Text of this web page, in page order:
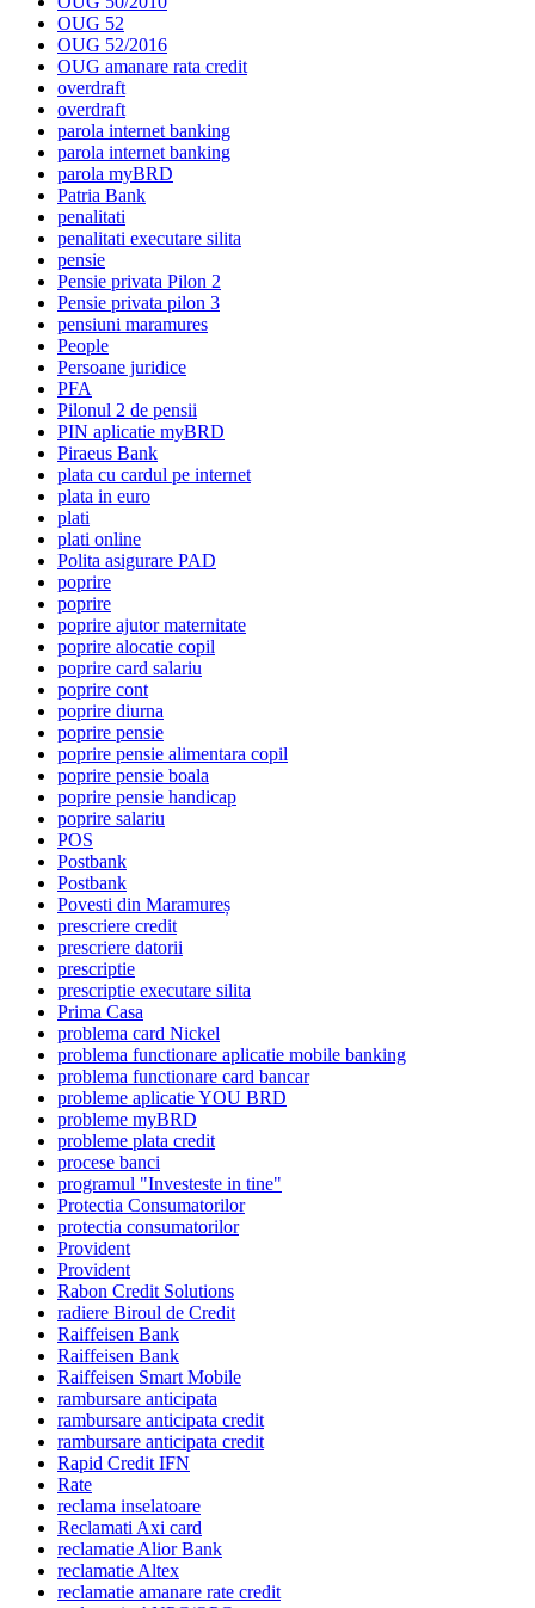
OUG 52
OUG 52/2016
OUG amanare rata credit
overdraft
overdraft
parola internet banking
parola internet banking
parola myBRD
Patria Bank
penalitati
penalitati executare silita
pensie
Pensie privata Pilon 2
Pensie privata pilon 3
pensiuni maramures
People
Persoane juridice
PFA
Pilonul 2 de pensii
PIN aplicatie myBRD
Piraeus Bank
plata cu cardul pe internet
plata in euro
plati
plati online
Polita asigurare PAD
poprire
poprire
poprire ajutor maternitate
poprire alocatie copil
poprire card salariu
poprire cont
poprire diurna
poprire pensie
poprire pensie alimentara copil
poprire pensie boala
poprire pensie handicap
poprire salariu
POS
Postbank
Postbank
Povesti din Maramureș
prescriere credit
prescriere datorii
prescriptie
prescriptie executare silita
Prima Casa
problema card Nickel
problema functionare aplicatie mobile banking
problema functionare card bancar
probleme aplicatie YOU BRD
probleme myBRD
probleme plata credit
procese banci
programul "Investeste in tine"
Protectia Consumatorilor
protectia consumatorilor
Provident
Provident
Rabon Credit Solutions
radiere Biroul de Credit
Raiffeisen Bank
Raiffeisen Bank
Raiffeisen Smart Mobile
rambursare anticipata
rambursare anticipata credit
rambursare anticipata credit
Rapid Credit IFN
Rate
reclama inselatoare
Reclamati Axi card
reclamatie Alior Bank
reclamatie Altex
reclamatie amanare rate credit